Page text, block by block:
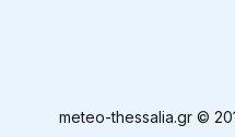
meteo-thessalia.gr ©